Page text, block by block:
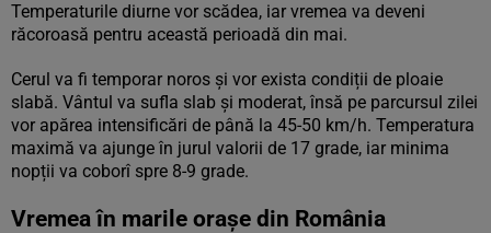
Temperaturile diurne vor scădea, iar vremea va deveni
răcoroasă pentru această perioadă din mai.
Cerul va fi temporar noros și vor exista condiții de ploaie
slabă. Vântul va sufla slab și moderat, însă pe parcursul zilei
vor apărea intensificări de până la 45-50 km/h. Temperatura
maximă va ajunge în jurul valorii de 17 grade, iar minima
nopții va coborî spre 8-9 grade.
Vremea în marile orașe din România